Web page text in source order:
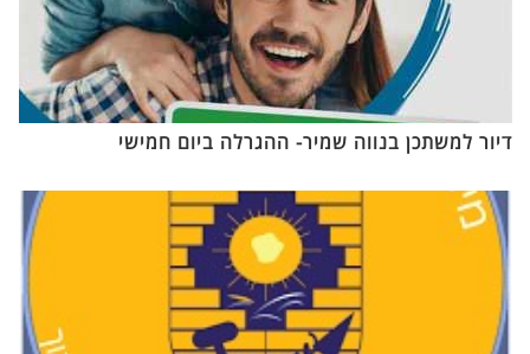
דיור למשתכן בנווה שמיר- ההגרלה ביום חמישי